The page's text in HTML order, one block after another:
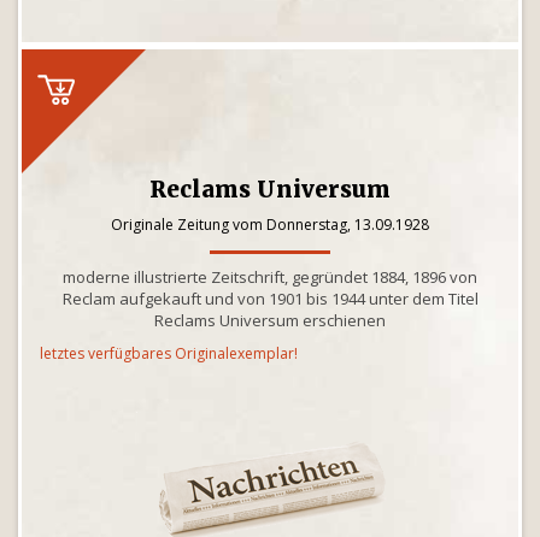
Reclams Universum
Originale Zeitung vom Donnerstag, 13.09.1928
moderne illustrierte Zeitschrift, gegründet 1884, 1896 von
Reclam aufgekauft und von 1901 bis 1944 unter dem Titel
Reclams Universum erschienen
letztes verfügbares Originalexemplar!